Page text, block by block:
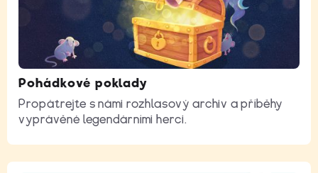
Pohádkové poklady
Propátrejte s námi rozhlasový archiv a příběhy
vyprávěné legendárními herci.